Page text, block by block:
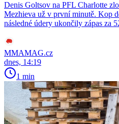
Denis Goltsov na PFL Charlotte
Mezhieva už v první minutě. Kop
následné údery ukončily zápas za
MMAMAG.cz
dnes, 14:19
1 min